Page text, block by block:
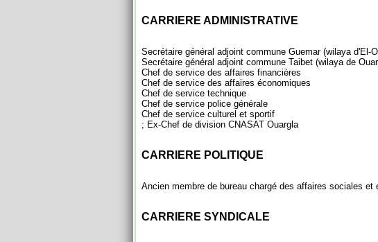
CARRIERE ADMINISTRATIVE
Secrétaire général adjoint commune Guemar (wilaya d'El-
Secrétaire général adjoint commune Taibet (wilaya de
Chef de service des affaires financières
Chef de service des affaires économiques
Chef de service technique
Chef de service police générale
Chef de service culturel et sportif
Ex-Chef de division CNASAT Ouargla ;
CARRIERE POLITIQUE
Ancien membre de bureau chargé des affaires sociales et
CARRIERE SYNDICALE